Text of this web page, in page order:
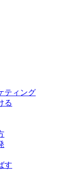
ティング
る
す